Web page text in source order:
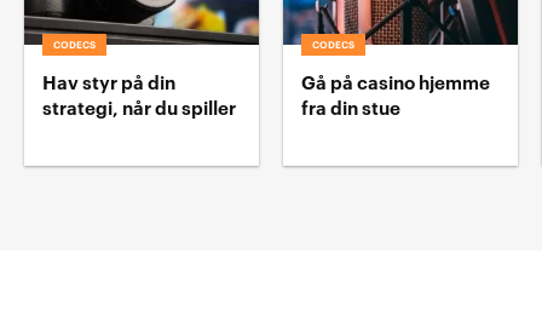
CODECS
Hav styr på din
strategi, når du spiller
CODECS
Gå på casino hjemme
fra din stue